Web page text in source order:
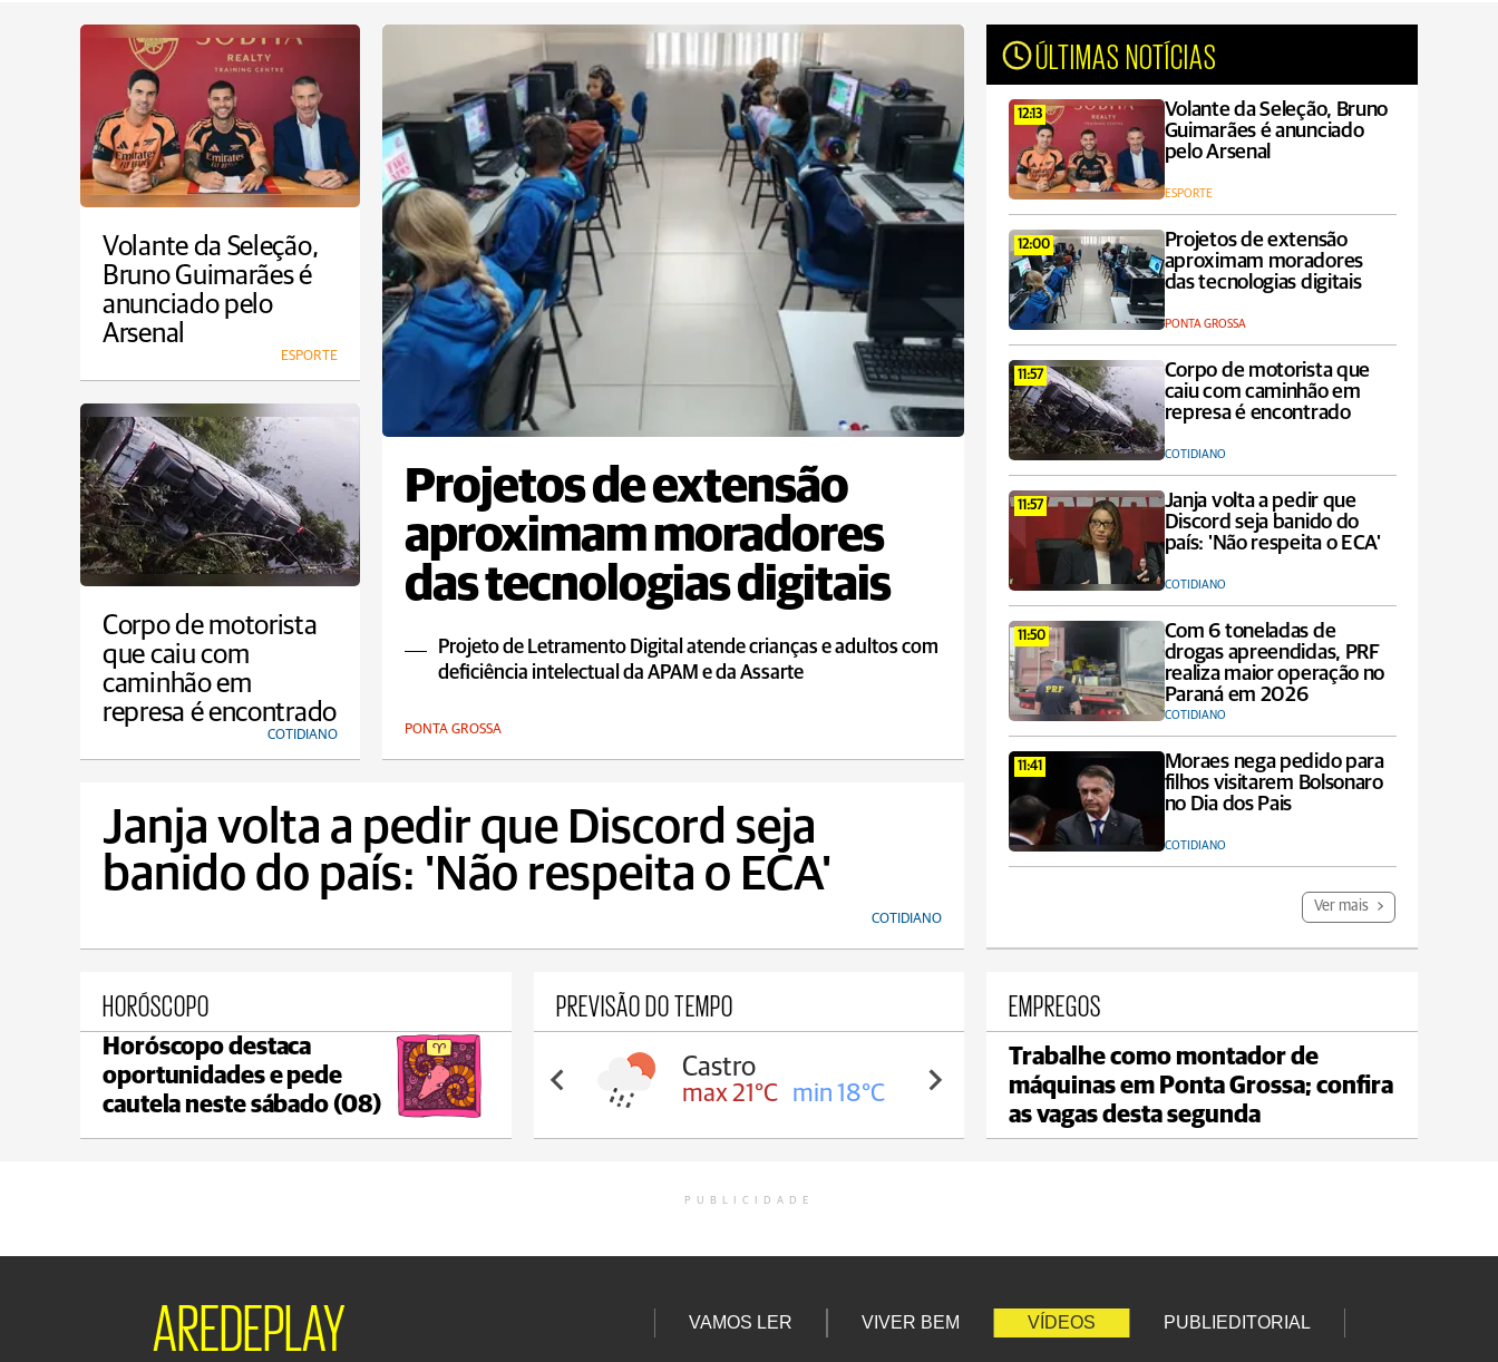
Volante da Seleção,
Bruno Guimarães é
anunciado pelo
Arsenal
ESPORTE
Projetos de extensão
aproximam moradores
das tecnologias digitais
Projeto de Letramento Digital atende crianças e adultos com
deficiência intelectual da APAM e da Assarte
PONTA GROSSA
ÚLTIMAS NOTÍCIAS
12:13
Volante da Seleção, Bruno
Guimarães é anunciado
pelo Arsenal
ESPORTE
12:00
Projetos de extensão
aproximam moradores
das tecnologias digitais
PONTA GROSSA
11:57
Corpo de motorista que
caiu com caminhão em
represa é encontrado
COTIDIANO
11:57
Janja volta a pedir que
Discord seja banido do
país: 'Não respeita o ECA'
COTIDIANO
11:50
Com 6 toneladas de
drogas apreendidas, PRF
realiza maior operação no
Paraná em 2026
COTIDIANO
11:41
Moraes nega pedido para
filhos visitarem Bolsonaro
no Dia dos Pais
COTIDIANO
Ver mais
Corpo de motorista
que caiu com
caminhão em
represa é encontrado
COTIDIANO
Janja volta a pedir que Discord seja
banido do país: 'Não respeita o ECA'
COTIDIANO
HORÓSCOPO
Horóscopo destaca
oportunidades e pede
cautela neste sábado (08)
PREVISÃO DO TEMPO
Ponta Grossa
max 20°C min 18°C
Castro
max 21°C min 18°C
Carambeí
max 20°C min 18°C
EMPREGOS
Trabalhe como montador de
máquinas em Ponta Grossa; confira
as vagas desta segunda
PUBLICIDADE
AREDEPLAY VAMOS LER VIVER BEM VÍDEOS PUBLIEDITORIAL